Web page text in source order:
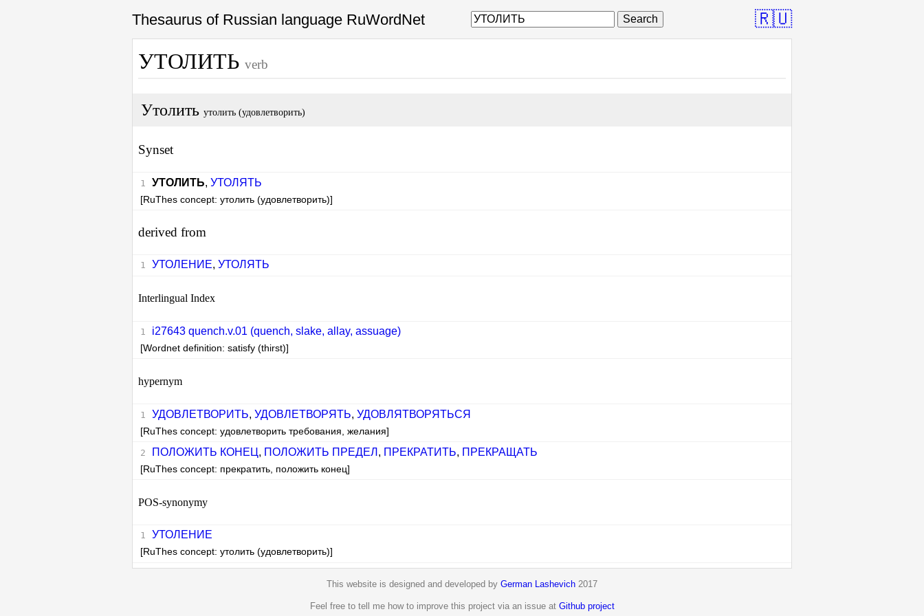
Thesaurus of Russian language RuWordNet Search 🇷🇺
УТОЛИТЬ verb
Утолить утолить (удовлетворить)
Synset
УТОЛИТЬ, УТОЛЯТЬ
[RuThes concept: утолить (удовлетворить)]
derived from
УТОЛЕНИЕ, УТОЛЯТЬ
Interlingual Index
i27643 quench.v.01 (quench, slake, allay, assuage)
[Wordnet definition: satisfy (thirst)]
hypernym
УДОВЛЕТВОРИТЬ, УДОВЛЕТВОРЯТЬ, УДОВЛЯТВОРЯТЬСЯ
[RuThes concept: удовлетворить требования, желания]
ПОЛОЖИТЬ КОНЕЦ , ПОЛОЖИТЬ ПРЕДЕЛ , ПРЕКРАТИТЬ, ПРЕКРАЩАТЬ
[RuThes concept: прекратить, положить конец]
POS-synonymy
УТОЛЕНИЕ
[RuThes concept: утолить (удовлетворить)]
This website is designed and developed by German Lashevich 2017
Feel free to tell me how to improve this project via an issue at Github project